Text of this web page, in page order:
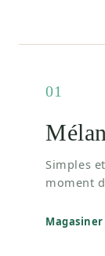
01
Simples
moment
Magasiner